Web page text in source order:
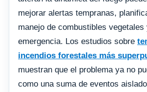
mejorar alertas tempranas,
manejo de combustibles
emergencia. Los estudios sobre
incendios forestales más
muestran que el problema ya no
como una suma de eventos